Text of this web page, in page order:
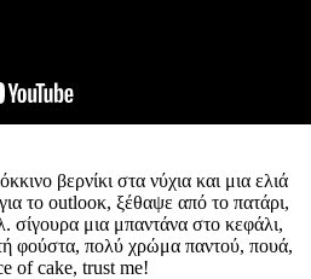
βερνίκι στα νύχια και μια ελιά
το outlοοκ, ξέθαψε από το πατάρι,
σίγουρα μια μπαντάνα στο κεφάλι,
φούστα, πολύ χρώμα παντού, πουά,
of cake, trust me!